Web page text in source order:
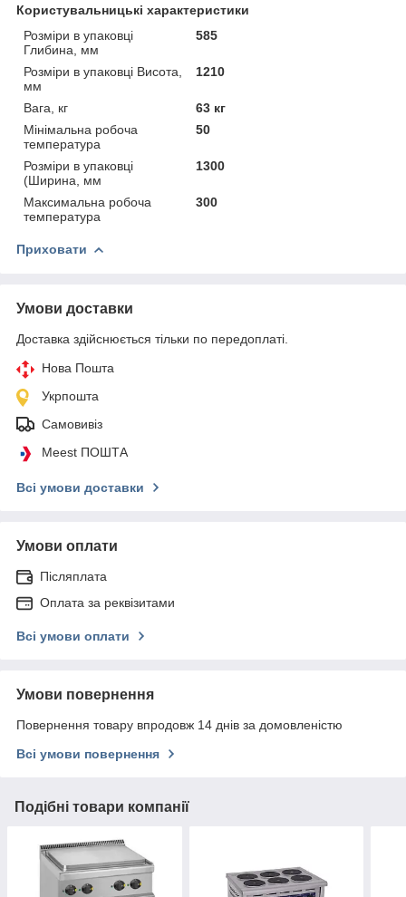
Користувальницькі характеристики
Розміри в упаковці
Глибина, мм
585
Розміри в упаковці Висота,
мм
1210
Вага, кг
63 кг
Мінімальна робоча
температура
50
Розміри в упаковці
(Ширина, мм
1300
Максимальна робоча
температура
300
Приховати
Умови доставки
Доставка здійснюється тільки по передоплаті.
Нова Пошта
Укрпошта
Самовивіз
Meest ПОШТА
Всі умови доставки
Умови оплати
Післяплата
Оплата за реквізитами
Всі умови оплати
Умови повернення
Повернення товару впродовж 14 днів за домовленістю
Всі умови повернення
Подібні товари компанії